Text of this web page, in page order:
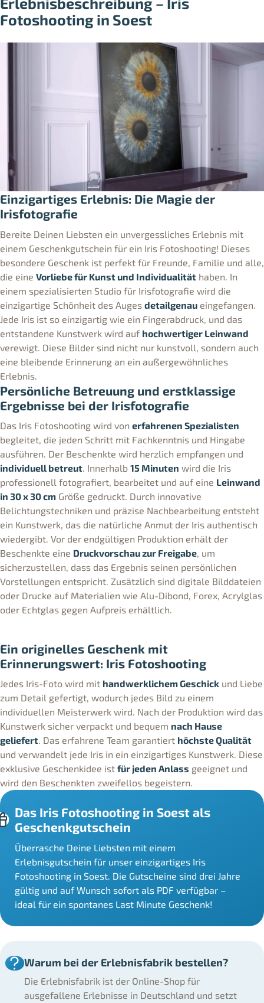
Fotoshooting in Soest
Einzigartiges Erlebnis: Die Magie der
Irisfotografie
Bereite Deinen Liebsten ein unvergessliches Erlebnis mit
einem Geschenkgutschein für ein Iris Fotoshooting! Dieses
besondere Geschenk ist perfekt für Freunde, Familie und alle,
die eine Vorliebe für Kunst und Individualität haben. In
einem spezialisierten Studio für Irisfotografie wird die
einzigartige Schönheit des Auges detailgenau eingefangen.
Jede Iris ist so einzigartig wie ein Fingerabdruck, und das
entstandene Kunstwerk wird auf hochwertiger Leinwand
verewigt. Diese Bilder sind nicht nur kunstvoll, sondern auch
eine bleibende Erinnerung an ein außergewöhnliches
Erlebnis.
Persönliche Betreuung und erstklassige
Ergebnisse bei der Irisfotografie
Das Iris Fotoshooting wird von erfahrenen Spezialisten
begleitet, die jeden Schritt mit Fachkenntnis und Hingabe
ausführen. Der Beschenkte wird herzlich empfangen und
individuell betreut. Innerhalb 15 Minuten wird die Iris
professionell fotografiert, bearbeitet und auf eine Leinwand
in 30 x 30 cm Größe gedruckt. Durch innovative
Belichtungstechniken und präzise Nachbearbeitung entsteht
ein Kunstwerk, das die natürliche Anmut der Iris authentisch
wiedergibt. Vor der endgültigen Produktion erhält der
Beschenkte eine Druckvorschau zur Freigabe, um
sicherzustellen, dass das Ergebnis seinen persönlichen
Vorstellungen entspricht. Zusätzlich sind digitale Bilddateien
oder Drucke auf Materialien wie Alu-Dibond, Forex, Acrylglas
oder Echtglas gegen Aufpreis erhältlich.
Ein originelles Geschenk mit
Erinnerungswert: Iris Fotoshooting
Jedes Iris-Foto wird mit handwerklichem Geschick und Liebe
zum Detail gefertigt, wodurch jedes Bild zu einem
individuellen Meisterwerk wird. Nach der Produktion wird das
Kunstwerk sicher verpackt und bequem nach Hause
geliefert. Das erfahrene Team garantiert höchste Qualität
und verwandelt jede Iris in ein einzigartiges Kunstwerk. Diese
exklusive Geschenkidee ist für jeden Anlass geeignet und
wird den Beschenkten zweifellos begeistern.
Das Iris Fotoshooting in Soest als
Geschenkgutschein
Überrasche Deine Liebsten mit einem
Erlebnisgutschein für unser einzigartiges Iris
Fotoshooting in Soest. Die Gutscheine sind drei Jahre
gültig und auf Wunsch sofort als PDF verfügbar –
ideal für ein spontanes Last Minute Geschenk!
Warum bei der Erlebnisfabrik bestellen?
Die Erlebnisfabrik ist der Online-Shop für
ausgefallene Erlebnisse in Deutschland und setzt